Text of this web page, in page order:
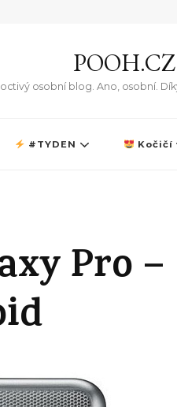
POOH.CZ
osobní blog. Ano, osobní.
#TYDEN Kočičí
Pro –